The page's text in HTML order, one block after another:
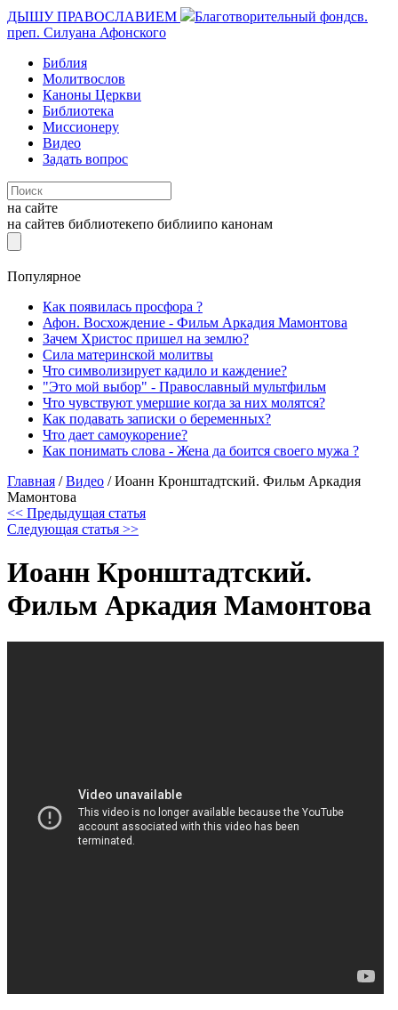
ДЫШУ ПРАВОСЛАВИЕМ Благотворительный фондсв.
преп. Силуана Афонского
Библия
Молитвослов
Каноны Церкви
Библиотека
Миссионеру
Видео
Задать вопрос
на сайте
на сайтев библиотекепо библиипо канонам
Популярное
Как появилась просфора ?
Афон. Восхождение - Фильм Аркадия Мамонтова
Зачем Христос пришел на землю?
Сила материнской молитвы
Что символизирует кадило и каждение?
"Это мой выбор" - Православный мультфильм
Что чувствуют умершие когда за них молятся?
Как подавать записки о беременных?
Что дает самоукорение?
Как понимать слова - Жена да боится своего мужа ?
Главная /Видео /Иоанн Кронштадтский. Фильм Аркадия
Мамонтова
<< Предыдущая статья
Следующая статья >>
Иоанн Кронштадтский.
Фильм Аркадия Мамонтова